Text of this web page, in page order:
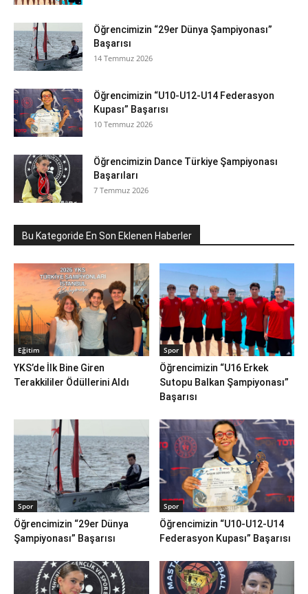
Öğrencimizin “29er Dünya Şampiyonası”
Başarısı
14 Temmuz 2026
Öğrencimizin “U10-U12-U14 Federasyon
Kupası” Başarısı
10 Temmuz 2026
Öğrencimizin Dance Türkiye Şampiyonası
Başarıları
7 Temmuz 2026
Bu Kategoride En Son Eklenen Haberler
Eğitim
YKS’de İlk Bine Giren
Terakkililer Ödüllerini Aldı
Spor
Öğrencimizin “U16 Erkek
Sutopu Balkan Şampiyonası”
Başarısı
Spor
Öğrencimizin “29er Dünya
Şampiyonası” Başarısı
Spor
Öğrencimizin “U10-U12-U14
Federasyon Kupası” Başarısı